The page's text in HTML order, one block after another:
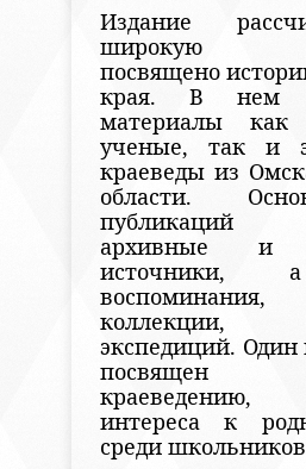
Издание
широкую
посвящено
края. В нем
материалы как
ученые, так и
краеведы из
области.
публикаций
архивные и
источники,
коллекции,
экспедиций. Один
посвящен
краеведению,
интереса к
среди